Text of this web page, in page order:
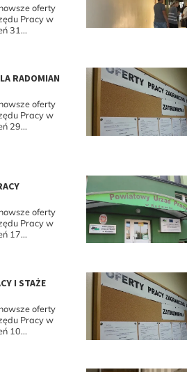
oferty
Pracy w
31...
RADOMIAN
oferty
Pracy w
29...
oferty
Pracy w
17...
I STAŻE
oferty
Pracy w
10...